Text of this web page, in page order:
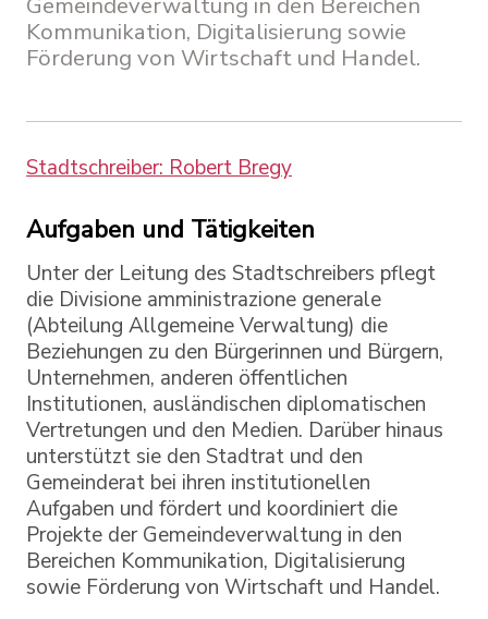
Kommunikation, Digitalisierung sowie
Förderung von Wirtschaft und Handel.
Stadtschreiber: Robert Bregy
Aufgaben und Tätigkeiten
Unter der Leitung des Stadtschreibers pflegt
die Divisione amministrazione generale
(Abteilung Allgemeine Verwaltung) die
Beziehungen zu den Bürgerinnen und Bürgern,
Unternehmen, anderen öffentlichen
Institutionen, ausländischen diplomatischen
Vertretungen und den Medien. Darüber hinaus
unterstützt sie den Stadtrat und den
Gemeinderat bei ihren institutionellen
Aufgaben und fördert und koordiniert die
Projekte der Gemeindeverwaltung in den
Bereichen Kommunikation, Digitalisierung
sowie Förderung von Wirtschaft und Handel.